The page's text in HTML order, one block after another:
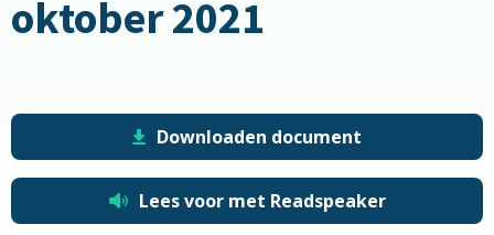
oktober 2021
Downloaden document
Lees voor met Readspeaker